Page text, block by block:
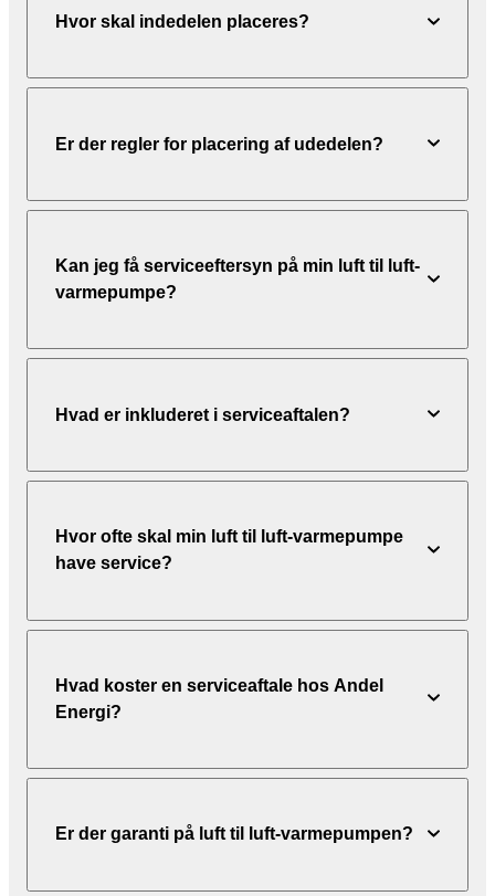
Hvor skal indedelen placeres?
Er der regler for placering af udedelen?
Kan jeg få serviceeftersyn på min luft til luft-
varmepumpe?
Hvad er inkluderet i serviceaftalen?
Hvor ofte skal min luft til luft-varmepumpe
have service?
Hvad koster en serviceaftale hos Andel
Energi?
Er der garanti på luft til luft-varmepumpen?